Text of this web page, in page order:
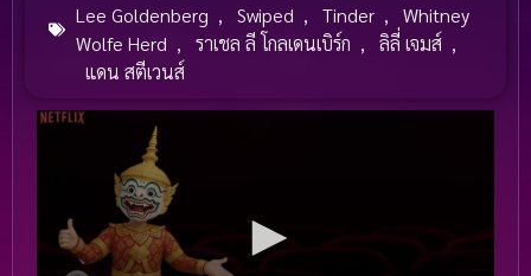
Lee Goldenberg , Swiped , Tinder ,
Whitney
Wolfe Herd , ราเชล ลี โกลเดนเบิร์ก , ลิลี่ เจมส์ ,
แดน สตีเวนส์